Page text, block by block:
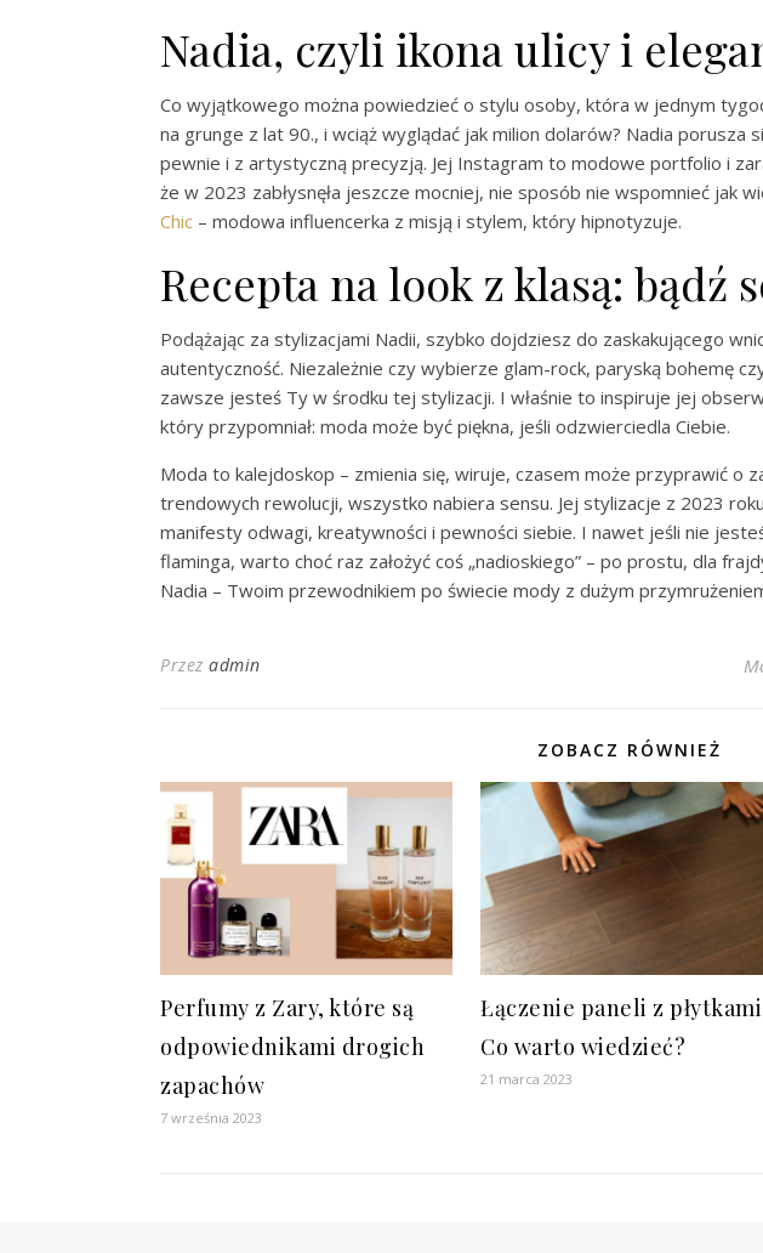
Nadia, czyli ikona ulicy i
Co wyjątkowego można powiedzieć o stylu osoby, która w jednym
na grunge z lat 90., i wciąż wyglądać jak milion dolarów? Nadia porusza
pewnie i z artystyczną precyzją. Jej Instagram to modowe portfolio i
że w 2023 zabłysnęła jeszcze mocniej, nie sposób nie wspomnieć jak
Chic – modowa influencerka z misją i stylem, który hipnotyzuje.
Recepta na look z klasą: bądź
Podążając za stylizacjami Nadii, szybko dojdziesz do zaskakującego
autentyczność. Niezależnie czy wybierze glam-rock, paryską bohemę
zawsze jesteś Ty w środku tej stylizacji. I właśnie to inspiruje jej
który przypomniał: moda może być piękna, jeśli odzwierciedla Ciebie.
Moda to kalejdoskop – zmienia się, wiruje, czasem może przyprawić o
trendowych rewolucji, wszystko nabiera sensu. Jej stylizacje z 2023
manifesty odwagi, kreatywności i pewności siebie. I nawet jeśli nie
flaminga, warto choć raz założyć coś „nadioskiego” – po prostu, dla
Nadia – Twoim przewodnikiem po świecie mody z dużym
Przez admin
ZOBACZ RÓWNIEŻ
Perfumy z Zary, które są
odpowiednikami drogich
zapachów
7 września 2023
Łączenie paneli z
Co warto wiedzieć?
21 marca 2023